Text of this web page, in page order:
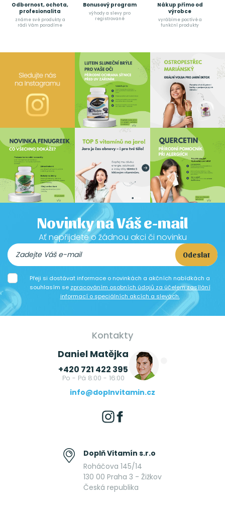
Odbornost, ochota,
profesionalita
známe své produkty a
rádi Vám poradíme
Bonusový program
výhody a slevy pro
registrované
Nákup přímo od
výrobce
vyrábíme poctívé a
funkční produkty
Novinky na Váš e-mail
Ať nepřijdete o žádnou akci či novinku
Odeslat
Přeji si dostávat informace o novinkách a akčních nabídkách a
souhlasím se zpracováním osobních údajů za účelem zasílání
informací o speciálních akcích a slevách.
Kontakty
Daniel Matějka
+420 721 422 395
Po - Pá 8:00 - 16:00
info@doplnvitamin.cz
Doplň Vitamín s.r.o
Roháčova 145/14
130 00 Praha 3 - Žižkov
Česká republika